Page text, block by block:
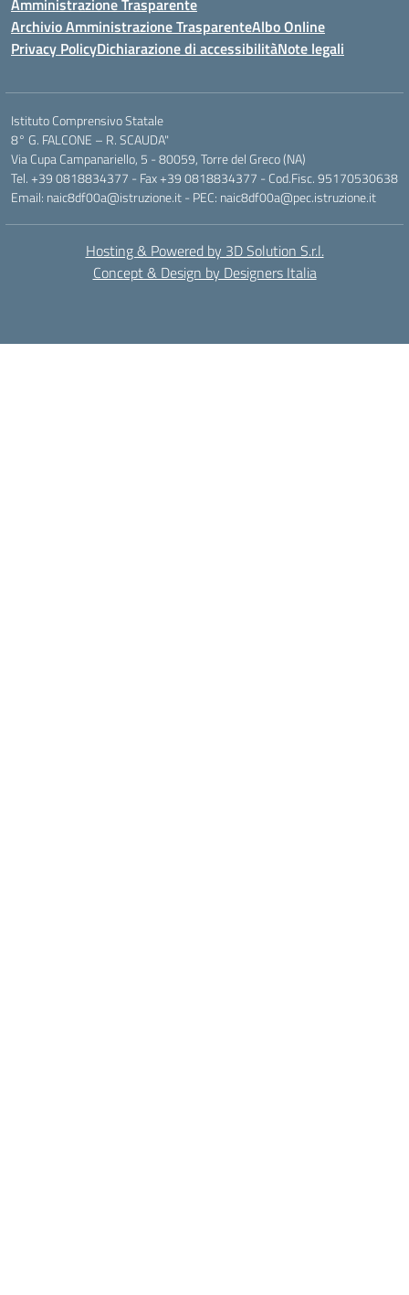
Amministrazione Trasparente
Archivio Amministrazione TrasparenteAlbo Online
Privacy PolicyDichiarazione di accessibilitàNote legali
Istituto Comprensivo Statale
8° G. FALCONE – R. SCAUDA"
Via Cupa Campanariello, 5 - 80059, Torre del Greco (NA)
Tel. +39 0818834377 - Fax +39 0818834377 - Cod.Fisc. 95170530638
Email: naic8df00a@istruzione.it - PEC: naic8df00a@pec.istruzione.it
Hosting & Powered by 3D Solution S.r.l.
Concept & Design by Designers Italia